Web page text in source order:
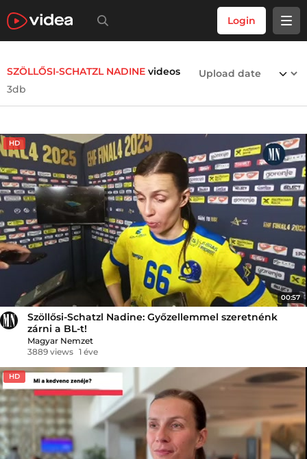
Login
SZÖLLŐSI-SCHATZL NADINE videos
3db
HD
00:57
Szöllősi-Schatzl Nadine: Győzellemmel szeretnénk
zárni a BL-t!
Magyar Nemzet
3889 views 1 éve
HD